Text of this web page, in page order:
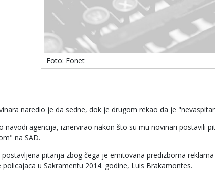
Foto: Fonet
naredio je da sedne, dok je drugom rekao da je
navodi agencija, iznervirao nakon što su mu novinari postavili
na SAD.
pitanja zbog čega je emitovana predizborna
u Sakramentu 2014. godine, Luis Brakamontes.